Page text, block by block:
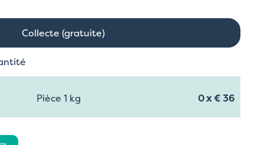
Collecte (gratuite)
Pièce 1 kg 0x€ 36